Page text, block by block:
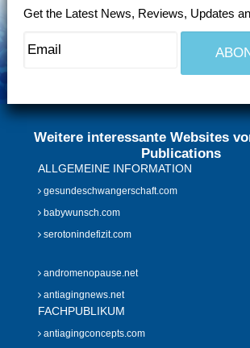
Get the Latest News, Reviews, Updates
Weitere interessante Websites
Publications
ALLGEMEINE INFORMATION
gesundeschwangerschaft.com
babywunsch.com
serotonindefizit.com
andromenopause.net
antiagingnews.net
FACHPUBLIKUM
antiagingconcepts.com